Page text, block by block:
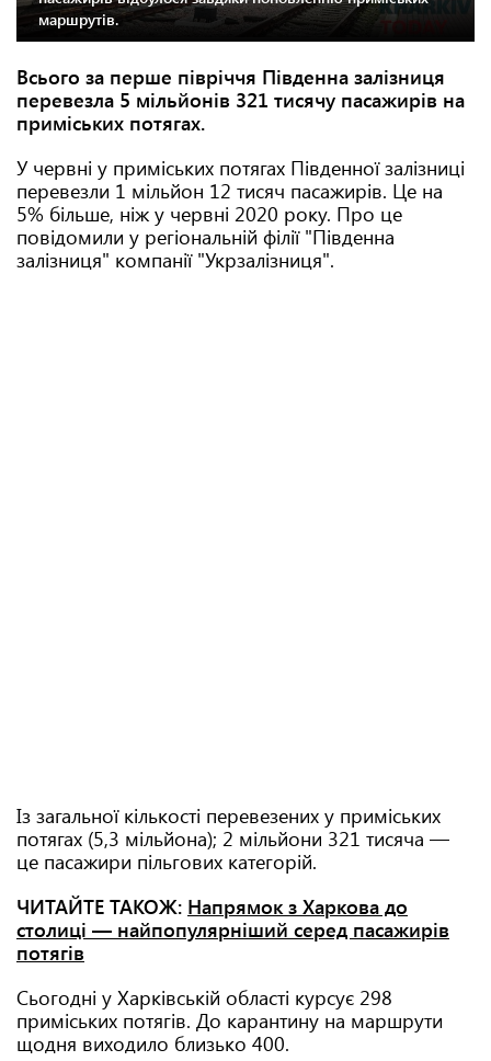
маршрутів.
Всього за перше півріччя Південна залізниця
перевезла 5 мільйонів 321 тисячу пасажирів на
приміських потягах.
У червні у приміських потягах Південної залізниці
перевезли 1 мільйон 12 тисяч пасажирів. Це на
5% більше, ніж у червні 2020 року. Про це
повідомили у регіональній філії "Південна
залізниця" компанії "Укрзалізниця".
Із загальної кількості перевезених у приміських
потягах (5,3 мільйона); 2 мільйони 321 тисяча —
це пасажири пільгових категорій.
ЧИТАЙТЕ ТАКОЖ: Напрямок з Харкова до
столиці — найпопулярніший серед пасажирів
потягів
Сьогодні у Харківській області курсує 298
приміських потягів. До карантину на маршрути
щодня виходило близько 400.